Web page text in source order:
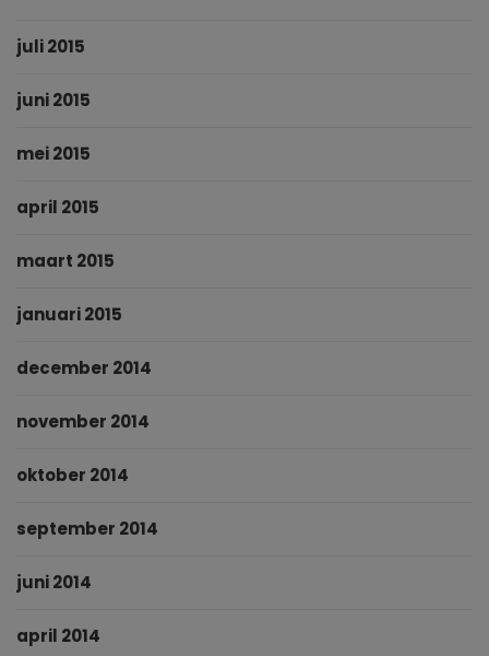
juli 2015
juni 2015
mei 2015
april 2015
maart 2015
januari 2015
december 2014
november 2014
oktober 2014
september 2014
juni 2014
april 2014